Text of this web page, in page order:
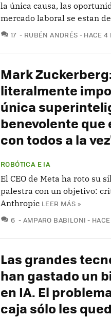
la única causa, las
mercado laboral se estan
17 COMENTARIOS
RUBÉN ANDRÉS HACE 4
Mark
literalmente
única
benevolente que
con todos a la
ROBÓTICA E IA
El CEO de Meta ha roto su
palestra con un objetivo:
Anthropic LEER MÁS »
6 COMENTARIOS
AMPARO BABILONI
Las grandes
han gastado un
en IA. El
caja sólo les